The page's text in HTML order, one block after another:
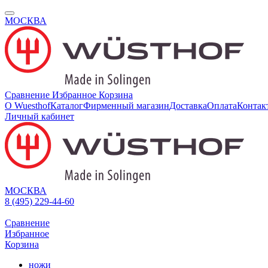
МОСКВА
Сравнение Избранное Корзина
О WuesthofКаталогФирменный магазинДоставкаОплата
Личный кабинет
МОСКВА
8 (495) 229-44-60
Сравнение
Избранное
Корзина
ножи